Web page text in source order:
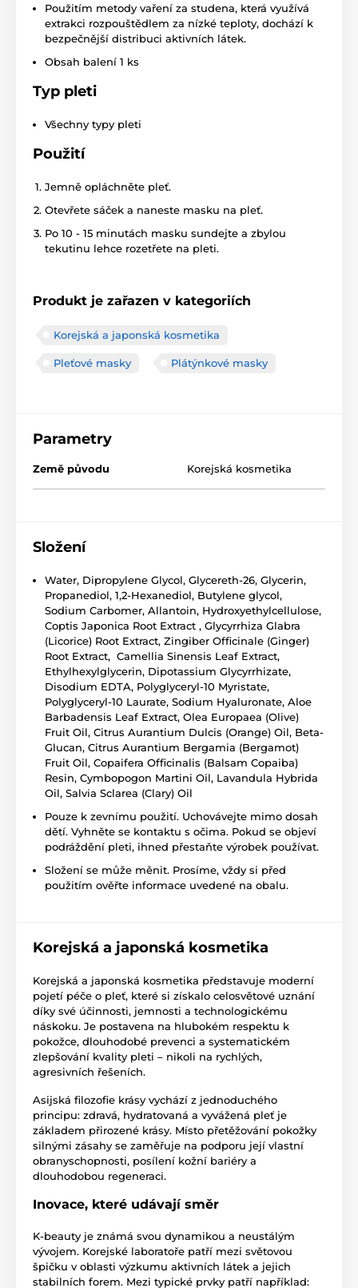
Použitím metody vaření za studena, která využívá
extrakci rozpouštědlem za nízké teploty, dochází k
bezpečnější distribuci aktivních látek.
Obsah balení 1 ks
Typ pleti
Všechny typy pleti
Použití
Jemně opláchněte pleť.
Otevřete sáček a naneste masku na pleť.
Po 10 - 15 minutách masku sundejte a zbylou
tekutinu lehce rozetřete na pleti.
Produkt je zařazen v kategoriích
Korejská a japonská kosmetika
Pleťové masky Plátýnkové masky
Parametry
Země původu Korejská kosmetika
Složení
Water, Dipropylene Glycol, Glycereth-26, Glycerin,
Propanediol, 1,2-Hexanediol, Butylene glycol,
Sodium Carbomer, Allantoin, Hydroxyethylcellulose,
Coptis Japonica Root Extract , Glycyrrhiza Glabra
(Licorice) Root Extract, Zingiber Officinale (Ginger)
Root Extract, Camellia Sinensis Leaf Extract,
Ethylhexylglycerin, Dipotassium Glycyrrhizate,
Disodium EDTA, Polyglyceryl-10 Myristate,
Polyglyceryl-10 Laurate, Sodium Hyaluronate, Aloe
Barbadensis Leaf Extract, Olea Europaea (Olive)
Fruit Oil, Citrus Aurantium Dulcis (Orange) Oil, Beta-
Glucan, Citrus Aurantium Bergamia (Bergamot)
Fruit Oil, Copaifera Officinalis (Balsam Copaiba)
Resin, Cymbopogon Martini Oil, Lavandula Hybrida
Oil, Salvia Sclarea (Clary) Oil
Pouze k zevnímu použití. Uchovávejte mimo dosah
dětí. Vyhněte se kontaktu s očima. Pokud se objeví
podráždění pleti, ihned přestaňte výrobek používat.
Složení se může měnit. Prosíme, vždy si před
použitím ověřte informace uvedené na obalu.
Korejská a japonská kosmetika
Korejská a japonská kosmetika představuje moderní
pojetí péče o pleť, které si získalo celosvětové uznání
díky své účinnosti, jemnosti a technologickému
náskoku. Je postavena na hlubokém respektu k
pokožce, dlouhodobé prevenci a systematickém
zlepšování kvality pleti – nikoli na rychlých,
agresivních řešeních.
Asijská filozofie krásy vychází z jednoduchého
principu: zdravá, hydratovaná a vyvážená pleť je
základem přirozené krásy. Místo přetěžování pokožky
silnými zásahy se zaměřuje na podporu její vlastní
obranyschopnosti, posílení kožní bariéry a
dlouhodobou regeneraci.
Inovace, které udávají směr
K-beauty je známá svou dynamikou a neustálým
vývojem. Korejské laboratoře patří mezi světovou
špičku v oblasti výzkumu aktivních látek a jejich
stabilních forem. Mezi typické prvky patří například: